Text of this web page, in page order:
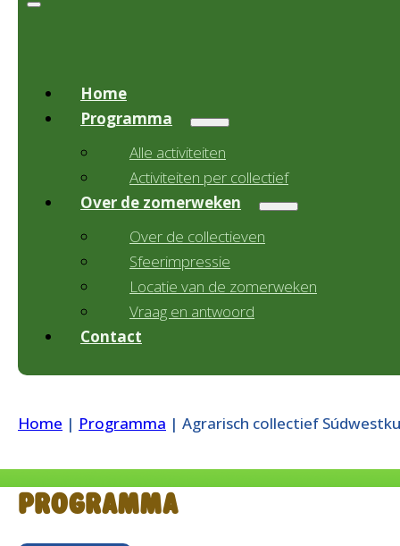
Home
Programma
Alle activiteiten
Activiteiten per collectief
Over de zomerweken
Over de collectieven
Sfeerimpressie
Locatie van de zomerweken
Vraag en antwoord
Contact
Home | Programma | Agrarisch collectief
Programma